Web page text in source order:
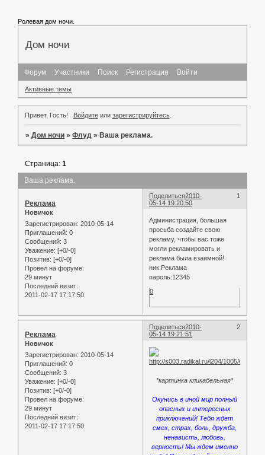
Ролевая дом ночи.
Дом ночи
Форум Участники Поиск Регистрация Войти
Активные темы
Привет, Гость! Войдитеили зарегистрируйтесь.
»Дом ночи »Флуд »Ваша реклама.
Ваша реклама.
Страница:1
Поделиться 1
2010-
05-14 19:20:50
Реклама
Новичок
Зарегистрирован: 2010-05-14
Приглашений: 0
Сообщений: 3
Уважение: [+0/-0]
Позитив: [+0/-0]
Провел на форуме:
29 минут
Последний визит:
2011-02-17 17:17:50
Администрация, большая
просьба создайте свою
рекламу, чтобы вас тоже
могли рекламировать и
реклама была взаимной!
ник:Реклама
пароль:12345
0
Поделиться 2
2010-
05-14 19:21:51
Реклама
Новичок
Зарегистрирован: 2010-05-14
Приглашений: 0
Сообщений: 3
Уважение: [+0/-0]
Позитив: [+0/-0]
Провел на форуме:
29 минут
Последний визит:
2011-02-17 17:17:50
*картинка кликабельная*
Окунись в иной мир полный
опасных и интересных
приключений! Тебя ждет
смех, страх, боль, дружба,
ненависть, любовь,
верность! Мы ждем именно